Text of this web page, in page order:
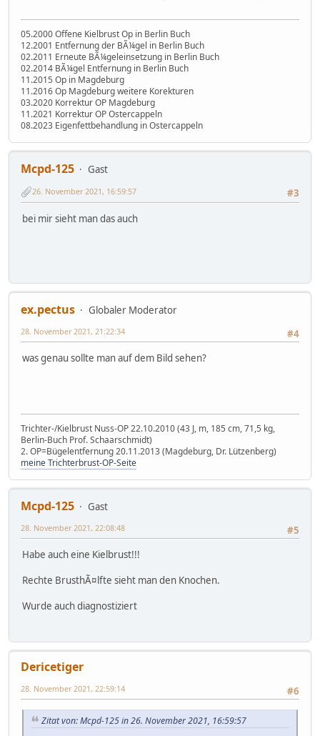
05.2000 Offene Kielbrust Op in Berlin Buch
12.2001 Entfernung der BÃ¼gel in Berlin Buch
02.2011 Erneute BÃ¼geleinsetzung in Berlin Buch
02.2014 BÃ¼gel Entfernung in Berlin Buch
11.2015 Op in Magdeburg
11.2016 Op Magdeburg weitere Korekturen
03.2020 Korrektur OP Magdeburg
11.2021 Korrektur OP Ostercappeln
08.2023 Eigenfettbehandlung in Ostercappeln
Mcpd-125
Gast
#3
26. November 2021, 16:59:57
bei mir sieht man das auch
ex.pectus
Globaler Moderator
#4
28. November 2021, 21:22:34
was genau sollte man auf dem Bild sehen?
Trichter-/Kielbrust Nuss-OP 22.10.2010 (43 J, m, 185 cm, 71,5 kg,
Berlin-Buch Prof. Schaarschmidt)
2. OP=Bügelentfernung 20.11.2013 (Magdeburg, Dr. Lützenberg)
meine Trichterbrust-OP-Seite
Mcpd-125
Gast
#5
28. November 2021, 22:08:48
Habe auch eine Kielbrust!!!
Rechte BrusthÃ¤lfte sieht man den Knochen.
Wurde auch diagnostiziert
Dericetiger
#6
28. November 2021, 22:59:14
Zitat von: Mcpd-125 in 26. November 2021, 16:59:57